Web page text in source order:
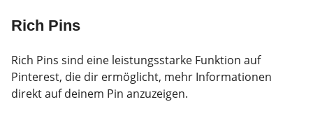
Rich Pins
Rich Pins sind eine leistungsstarke Funktion auf
Pinterest, die dir ermöglicht, mehr Informationen
direkt auf deinem Pin anzuzeigen.